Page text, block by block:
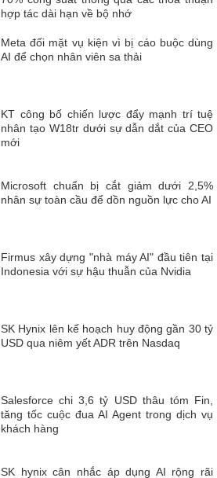
hợp tác dài hạn về bộ nhớ
Meta đối mặt vụ kiện vì bị cáo buộc dùng
AI để chọn nhân viên sa thải
KT công bố chiến lược đẩy mạnh trí tuệ
nhân tạo W18tr dưới sự dẫn dắt của CEO
mới
Microsoft chuẩn bị cắt giảm dưới 2,5%
nhân sự toàn cầu để dồn nguồn lực cho AI
Firmus xây dựng "nhà máy AI" đầu tiên tại
Indonesia với sự hậu thuẫn của Nvidia
SK Hynix lên kế hoạch huy động gần 30 tỷ
USD qua niêm yết ADR trên Nasdaq
Salesforce chi 3,6 tỷ USD thâu tóm Fin,
tăng tốc cuộc đua AI Agent trong dịch vụ
khách hàng
SK hynix cân nhắc áp dụng AI rộng rãi